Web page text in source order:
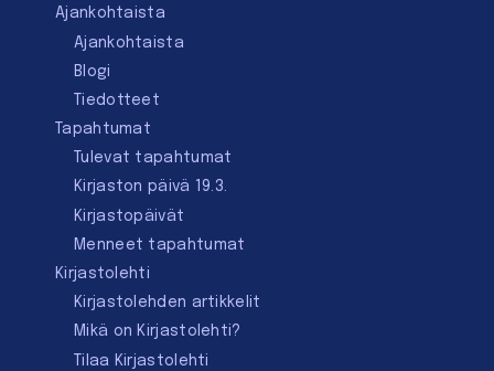
Ajankohtaista
Ajankohtaista
Blogi
Tiedotteet
Tapahtumat
Tulevat tapahtumat
Kirjaston päivä 19.3.
Kirjastopäivät
Menneet tapahtumat
Kirjastolehti
Kirjastolehden artikkelit
Mikä on Kirjastolehti?
Tilaa Kirjastolehti